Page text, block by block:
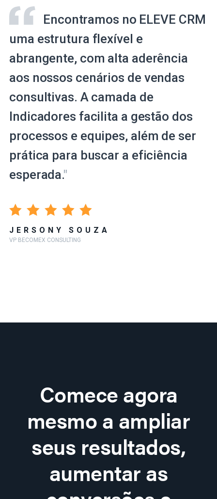
Encontramos no ELEVE CRM
uma estrutura flexível e
abrangente, com alta aderência
aos nossos cenários de vendas
consultivas. A camada de
Indicadores facilita a gestão dos
processos e equipes, além de ser
prática para buscar a eficiência
esperada."
JERSONY SOUZA
VP BECOMEX CONSULTING
Comece agora
mesmo a ampliar
seus resultados,
aumentar as